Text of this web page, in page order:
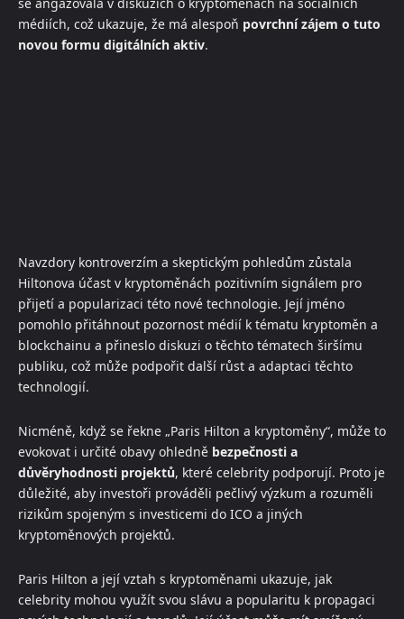
médiích, což ukazuje, že má alespoň povrchní zájem o tuto
novou formu digitálních aktiv.
Navzdory kontroverzím a skeptickým pohledům zůstala
Hiltonova účast v kryptoměnách pozitivním signálem pro
přijetí a popularizaci této nové technologie. Její jméno
pomohlo přitáhnout pozornost médií k tématu kryptoměn a
blockchainu a přineslo diskuzi o těchto tématech širšímu
publiku, což může podpořit další růst a adaptaci těchto
technologií.
Nicméně, když se řekne „Paris Hilton a kryptoměny“, může to
evokovat i určité obavy ohledně bezpečnosti a
důvěryhodnosti projektů, které celebrity podporují. Proto je
důležité, aby investoři prováděli pečlivý výzkum a rozuměli
rizikům spojeným s investicemi do ICO a jiných
kryptoměnových projektů.
Paris Hilton a její vztah s kryptoměnami ukazuje, jak
celebrity mohou využít svou slávu a popularitu k propagaci